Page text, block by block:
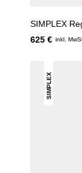
SIMPLEX
625 € inkl.
SIMPLEX